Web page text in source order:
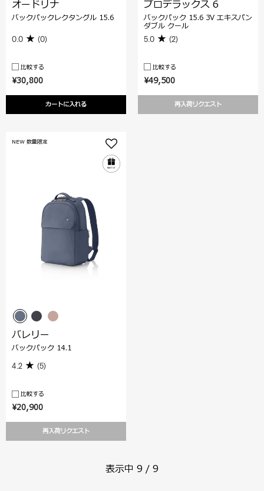
¥30,800
カートに入れる
オードリナ
バックパックレクタングル 15.6
0.0 (0)
比較する
¥49,500
再入荷リクエスト
プロデラックス 6
バックパック 15.6 3V エキスパン
ダブル クール
5.0 (2)
比較する
¥20,900
再入荷リクエスト
NEW 数量限定
バレリー
バックパック 14.1
4.2 (5)
比較する
表示中 9 / 9